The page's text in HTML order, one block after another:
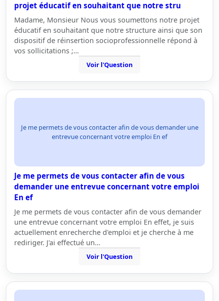
projet éducatif en souhaitant que notre stru
Madame, Monsieur Nous vous soumettons notre projet
éducatif en souhaitant que notre structure ainsi que son
dispositif de réinsertion socioprofessionnelle répond à
vos sollicitations ;…
Voir l'Question
Je me permets de vous contacter afin de vous demander une
entrevue concernant votre emploi En ef
Je me permets de vous contacter afin de vous
demander une entrevue concernant votre emploi
En ef
Je me permets de vous contacter afin de vous demander
une entrevue concernant votre emploi En effet, je suis
actuellement enrecherche d'emploi et je cherche à me
rediriger. J'ai effectué un…
Voir l'Question